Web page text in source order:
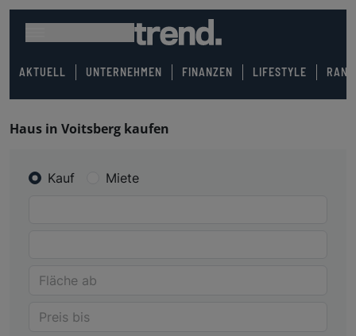
AKTUELL UNTERNEHMEN FINANZEN LIFESTYLE
Haus in Voitsberg kaufen
Kauf Miete